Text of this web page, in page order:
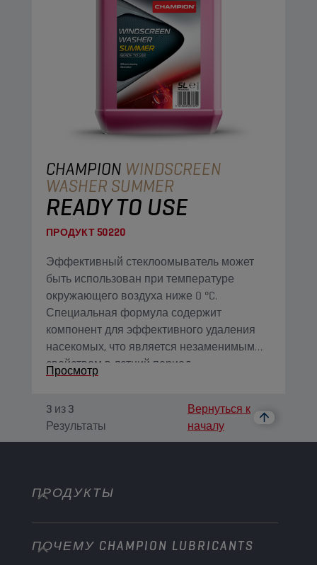
CHAMPION WINDSCREEN
WASHER SUMMER
READY TO USE
ПРОДУКТ50220
Эффективный стеклоомыватель может
быть использован при температуре
окружающего воздуха ниже 0 °C.
Специальная формула содержит
компонент для эффективного удаления
насекомых, что является незаменимым
свойством в летний период.
Просмотр
3 из3
Результаты
Вернуться к
началу
ПРОДУКТЫ
Легковые автомобили
ПОЧЕМУ CHAMPION LUBRICANTS